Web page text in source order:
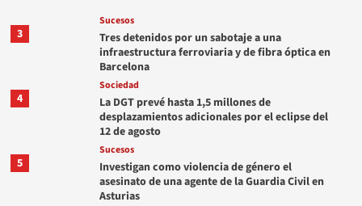
3
Sucesos
Tres detenidos por un sabotaje a una
infraestructura ferroviaria y de fibra óptica en
Barcelona
4
Sociedad
La DGT prevé hasta 1,5 millones de
desplazamientos adicionales por el eclipse del
12 de agosto
5
Sucesos
Investigan como violencia de género el
asesinato de una agente de la Guardia Civil en
Asturias